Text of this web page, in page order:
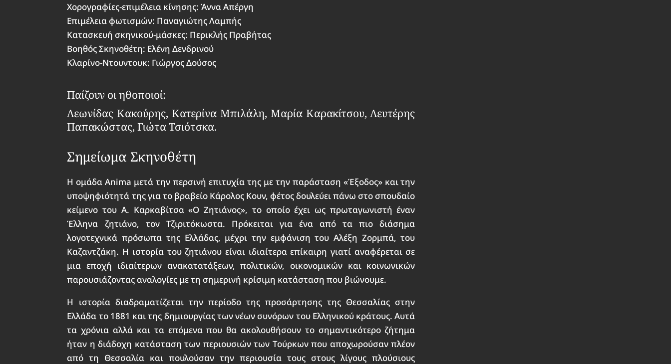
Χορογραφίες-επιμέλεια κίνησης: Άννα Απέργη
Επιμέλεια φωτισμών: Παναγιώτης Λαμπής
Κατασκευή σκηνικού-μάσκες: Περικλής Πραβήτας
Βοηθός Σκηνοθέτη: Ελένη Δενδρινού
Κλαρίνο-Ντουντουκ: Γιώργος Δούσος
Παίζουν οι ηθοποιοί:
Λεωνίδας Κακούρης, Κατερίνα Μπιλάλη, Μαρία Καρακίτσου, Λευτέρης
Παπακώστας, Γιώτα Τσιότσκα.
Σημείωμα Σκηνοθέτη
Η ομάδα Anima μετά την περσινή επιτυχία της με την παράσταση «Έξοδος» και την
υποψηφιότητά της για το βραβείο Κάρολος Κουν, φέτος δουλεύει πάνω στο σπουδαίο
κείμενο του Α. Καρκαβίτσα «Ο Ζητιάνος», το οποίο έχει ως πρωταγωνιστή έναν
Έλληνα ζητιάνο, τον Τζιριτόκωστα. Πρόκειται για ένα από τα πιο διάσημα
λογοτεχνικά πρόσωπα της Ελλάδας, μέχρι την εμφάνιση του Αλέξη Ζορμπά, του
Καζαντζάκη. Η ιστορία του ζητιάνου είναι ιδιαίτερα επίκαιρη γιατί αναφέρεται σε
μια εποχή ιδιαίτερων ανακατατάξεων, πολιτικών, οικονομικών και κοινωνικών
παρουσιάζοντας αναλογίες με τη σημερινή κρίσιμη κατάσταση που βιώνουμε.
Η ιστορία διαδραματίζεται την περίοδο της προσάρτησης της Θεσσαλίας στην
Ελλάδα το 1881 και της δημιουργίας των νέων συνόρων του Ελληνικού κράτους. Αυτά
τα χρόνια αλλά και τα επόμενα που θα ακολουθήσουν το σημαντικότερο ζήτημα
ήταν η διάδοχη κατάσταση των περιουσιών των Τούρκων που αποχωρούσαν πλέον
από τη Θεσσαλία και πουλούσαν την περιουσία τους στους λίγους πλούσιους